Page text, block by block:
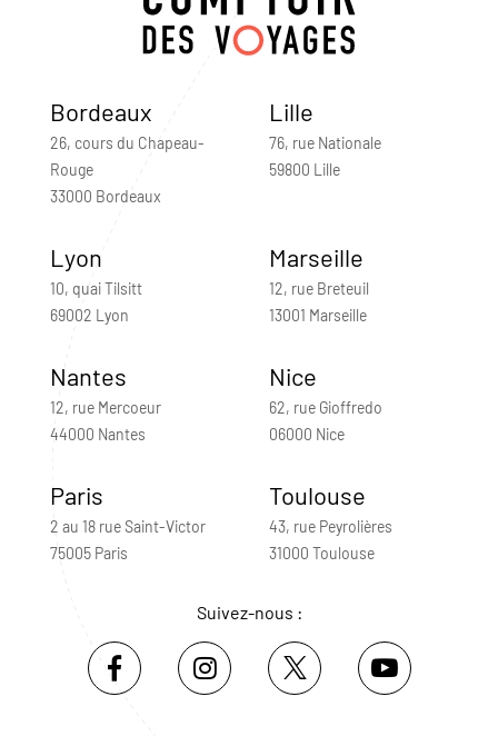
Bordeaux
26, cours du Chapeau-
Rouge
33000 Bordeaux
Lille
76, rue Nationale
59800 Lille
Lyon
10, quai Tilsitt
69002 Lyon
Marseille
12, rue Breteuil
13001 Marseille
Nantes
12, rue Mercoeur
44000 Nantes
Nice
62, rue Gioffredo
06000 Nice
Paris
2 au 18 rue Saint-Victor
75005 Paris
Toulouse
43, rue Peyrolières
31000 Toulouse
Suivez-nous :